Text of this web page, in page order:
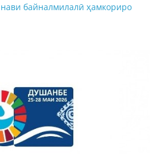
байналмилалӣ ҳамкориро